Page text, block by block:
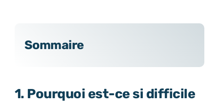
Sommaire
1. Pourquoi est-ce si difficile